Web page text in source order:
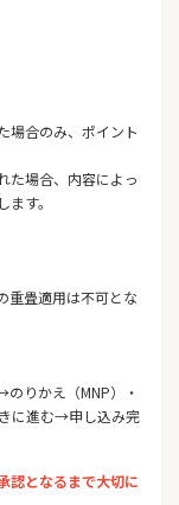
場合のみ、ポイント
た場合、内容によっ
す。
重畳適用は不可とな
りかえ（MNP）・
に進む→申し込み完
認となるまで大切に